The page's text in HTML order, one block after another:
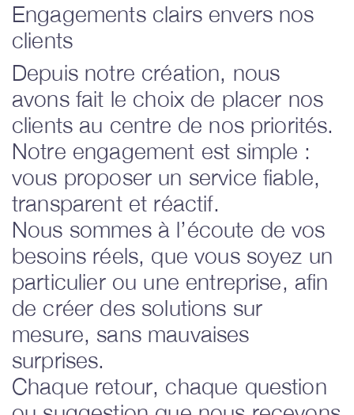
Engagements clairs envers nos
clients
Depuis notre création, nous
avons fait le choix de placer nos
clients au centre de nos priorités.
Notre engagement est simple :
vous proposer un service fiable,
transparent et réactif.
Nous sommes à l’écoute de vos
besoins réels, que vous soyez un
particulier ou une entreprise, afin
de créer des solutions sur
mesure, sans mauvaises
surprises.
Chaque retour, chaque question